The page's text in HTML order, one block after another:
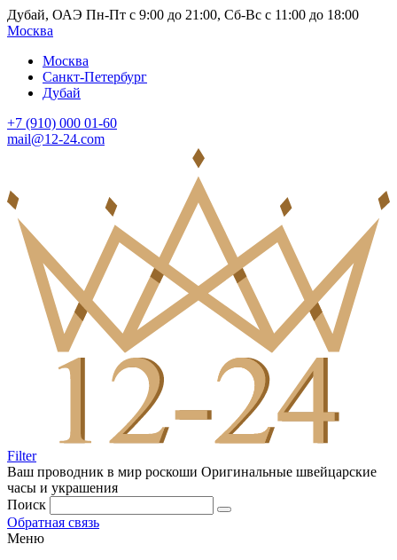
Дубай, ОАЭ Пн-Пт с 9:00 до 21:00, Сб-Вс с 11:00 до 18:00
Москва
Москва
Санкт-Петербург
Дубай
+7 (910) 000 01-60
mail@12-24.com
Filter
Ваш проводник в мир роскоши Оригинальные швейцарские
часы и украшения
Поиск
Обратная связь
Меню